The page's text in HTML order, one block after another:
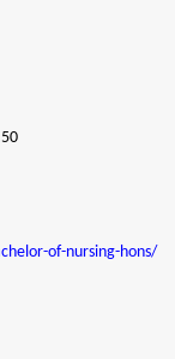
of-nursing-hons/